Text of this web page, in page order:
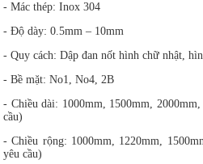
- Mác thép: Inox 304
- Độ dày: 0.5mm – 10mm
- Quy cách: Dập đan nốt hình chữ nhật,
- Bề mặt: No1, No4, 2B
- Chiều dài: 1000mm, 1500mm,
cầu)
- Chiều rộng: 1000mm, 1220mm,
yêu cầu)